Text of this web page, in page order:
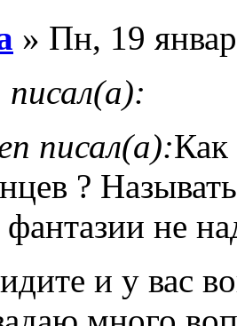
» Пн, 19
писал(а):Как
?
не
и у вас